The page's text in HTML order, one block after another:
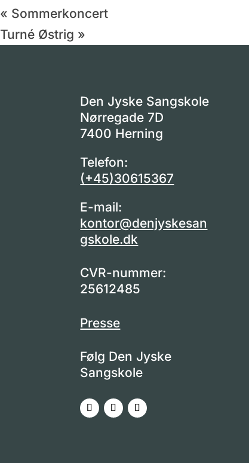
« Sommerkoncert
Turné Østrig »
Den Jyske Sangskole
Nørregade 7D
7400 Herning
Telefon:
(+45)30615367
E-mail:
kontor@denjyskesan
gskole.dk
CVR-nummer:
25612485
Presse
Følg Den Jyske
Sangskole